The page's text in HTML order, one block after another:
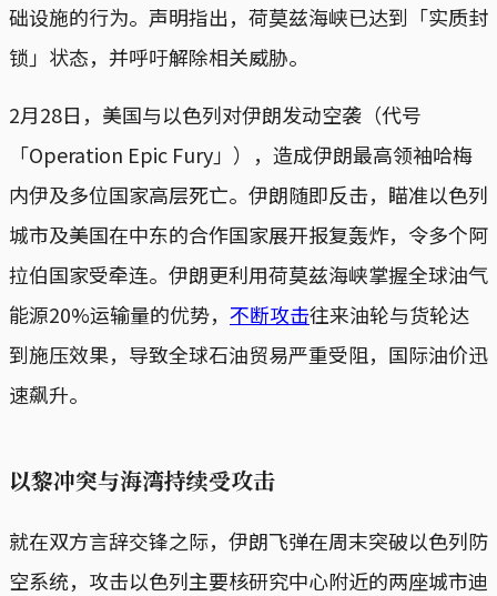
础设施的行为。声明指出，荷莫兹海峡已达到「实质封
锁」状态，并呼吁解除相关威胁。
2月28日，美国与以色列对伊朗发动空袭（代号
「Operation Epic Fury」），造成伊朗最高领袖哈梅
内伊及多位国家高层死亡。伊朗随即反击，瞄准以色列
城市及美国在中东的合作国家展开报复轰炸，令多个阿
拉伯国家受牵连。伊朗更利用荷莫兹海峡掌握全球油气
能源20%运输量的优势， 不断攻击往来油轮与货轮达
到施压效果，导致全球石油贸易严重受阻，国际油价迅
速飙升。
以黎冲突与海湾持续受攻击
就在双方言辞交锋之际，伊朗飞弹在周末突破以色列防
空系统，攻击以色列主要核研究中心附近的两座城市迪